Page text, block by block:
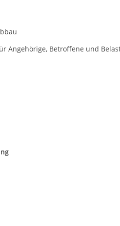
Angehörige, Betroffene und